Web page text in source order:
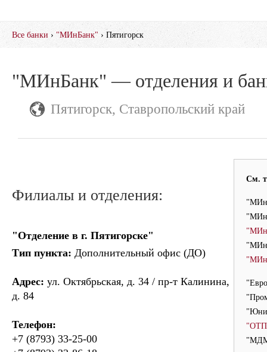
Все банки › "МИнБанк" › Пятигорск
"МИнБанк" — отделения и
Пятигорск, Ставропольский край
См.
"ОТП
Филиалы и отделения:
"Отделение в г. Пятигорске"
Тип пункта: Дополнительный офис (ДО)
Адрес: ул. Октябрьская, д. 34 / пр-т Калинина,
д. 84
Телефон:
+7 (8793) 33-25-00